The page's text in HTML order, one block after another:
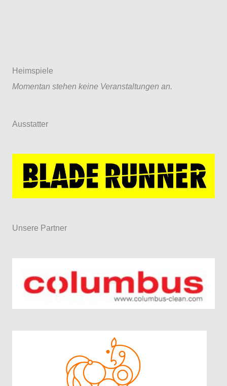
Heimspiele
Momentan stehen keine Veranstaltungen an.
Ausstatter
Unsere Partner